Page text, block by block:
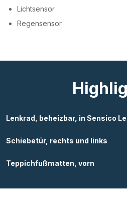
Lichtsensor
Regensensor
Lenkrad, beheizbar, in Sensico
Schiebetür, rechts und links
Teppichfußmatten, vorn